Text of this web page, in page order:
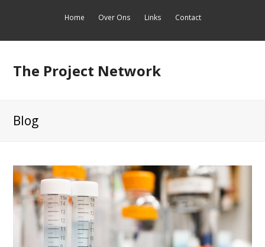
Home Over Ons Links Contact
The Project Network
Blog